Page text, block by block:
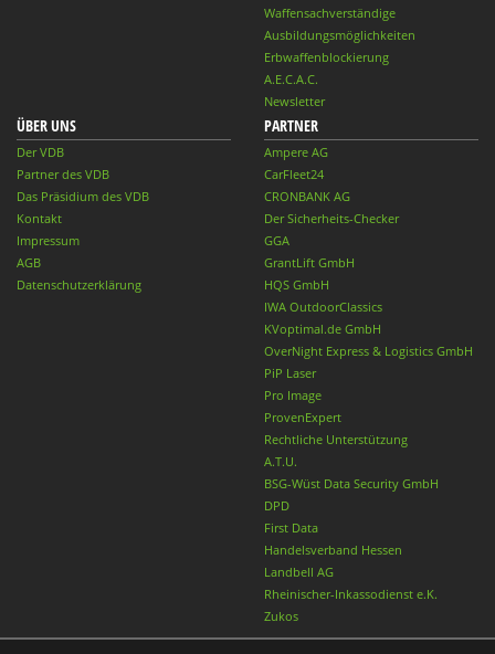
Waffensachverständige
Ausbildungsmöglichkeiten
Erbwaffenblockierung
A.E.C.A.C.
Newsletter
ÜBER UNS
Der VDB
Partner des VDB
Das Präsidium des VDB
Kontakt
Impressum
AGB
Datenschutzerklärung
PARTNER
Ampere AG
CarFleet24
CRONBANK AG
Der Sicherheits-Checker
GGA
GrantLift GmbH
HQS GmbH
IWA OutdoorClassics
KVoptimal.de GmbH
OverNight Express & Logistics GmbH
PiP Laser
Pro Image
ProvenExpert
Rechtliche Unterstützung
A.T.U.
BSG-Wüst Data Security GmbH
DPD
First Data
Handelsverband Hessen
Landbell AG
Rheinischer-Inkassodienst e.K.
Zukos